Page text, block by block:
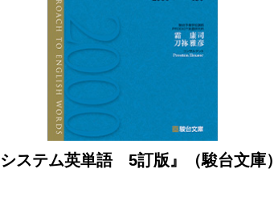
システム英単語 5訂版』（駿台文庫）